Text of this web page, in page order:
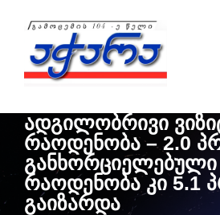
ადგილობრივი
რაოდენობა – 2.0
განხორციელებული
რაოდენობა კი 5.1
გაიზარდა